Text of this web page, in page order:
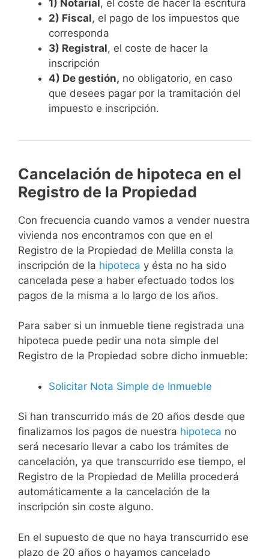
1) Notarial, el coste de hacer la escritura
2) Fiscal, el pago de los impuestos que
corresponda
3) Registral, el coste de hacer la
inscripción
4) De gestión, no obligatorio, en caso
que desees pagar por la tramitación del
impuesto e inscripción.
Cancelación de hipoteca en el
Registro de la Propiedad
Con frecuencia cuando vamos a vender nuestra
vivienda nos encontramos con que en el
Registro de la Propiedad de Melilla consta la
inscripción de la hipoteca y ésta no ha sido
cancelada pese a haber efectuado todos los
pagos de la misma a lo largo de los años.
Para saber si un inmueble tiene registrada una
hipoteca puede pedir una nota simple del
Registro de la Propiedad sobre dicho inmueble:
Solicitar Nota Simple de Inmueble
Si han transcurrido más de 20 años desde que
finalizamos los pagos de nuestra hipoteca no
será necesario llevar a cabo los trámites de
cancelación, ya que transcurrido ese tiempo, el
Registro de la Propiedad de Melilla procederá
automáticamente a la cancelación de la
inscripción sin coste alguno.
En el supuesto de que no haya transcurrido ese
plazo de 20 años o hayamos cancelado